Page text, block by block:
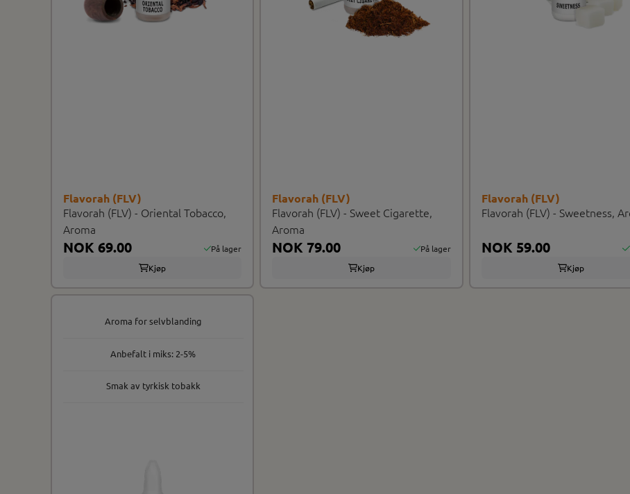
Flavorah (FLV)
Flavorah (FLV) - Oriental Tobacco,
Aroma
NOK 69.00
På lager
Kjøp
Flavorah (FLV)
Flavorah (FLV) - Sweet Cigarette,
Aroma
NOK 79.00
På lager
Kjøp
Flavorah (FLV)
Flavorah (FLV) - Sweetness,
NOK 59.00
Kjøp
Aroma for selvblanding
Anbefalt i miks: 2-5%
Smak av tyrkisk tobakk